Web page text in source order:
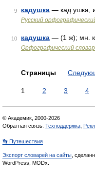
9 кадушка — кад ушка,
Русский
10 кадушка — (1 ж); мн.
Орфографический
Страницы
1 2 3 4
© Академик, 2000-2026
Обратная связь: Техподдержка
👣 Путешествия
Экспорт словарей на сайты ,
WordPress, MODx.